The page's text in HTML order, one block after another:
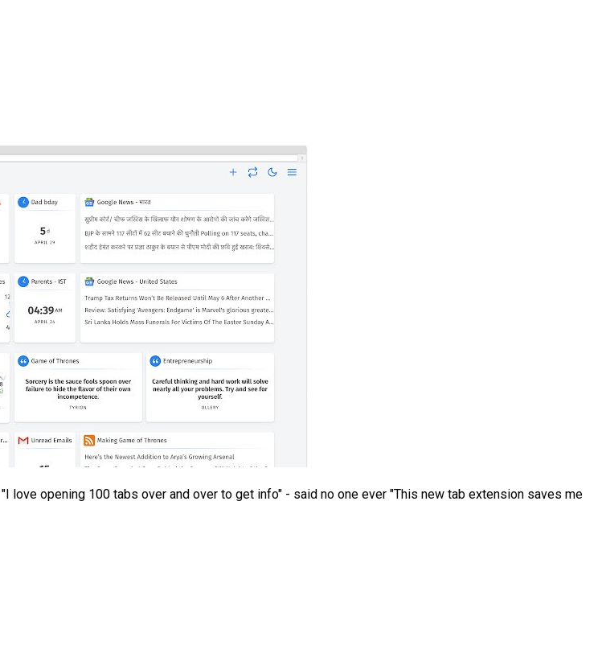
love opening 100 tabs over and over to get info" - said no one ever "This new tab extension saves me